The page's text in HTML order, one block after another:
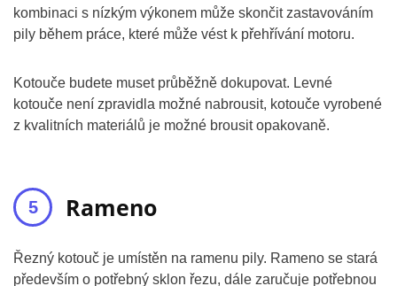
kombinaci s nízkým výkonem může skončit zastavováním
pily během práce, které může vést k přehřívání motoru.
Kotouče budete muset průběžně dokupovat. Levné
kotouče není zpravidla možné nabrousit, kotouče vyrobené
z kvalitních materiálů je možné brousit opakovaně.
Rameno
Řezný kotouč je umístěn na ramenu pily. Rameno se stará
především o potřebný sklon řezu, dále zaručuje potřebnou